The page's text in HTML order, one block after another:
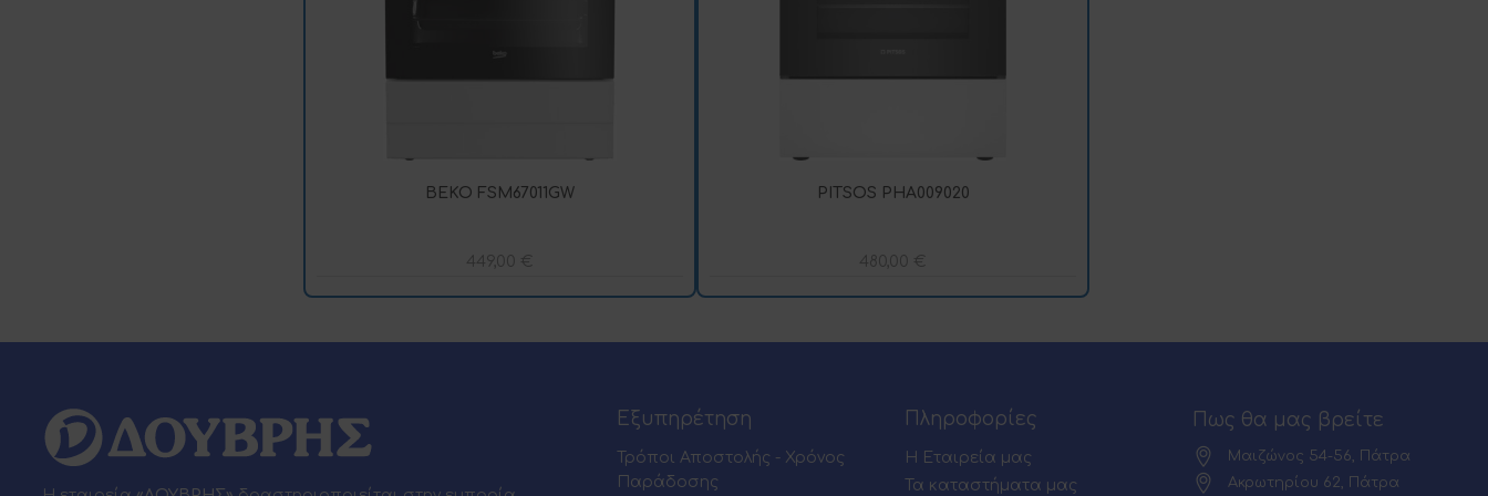
BEKO FSM67011GW
449,00 €
PITSOS PHA009020
480,00 €
Εξυπηρέτηση
Τρόποι Αποστολής - Χρόνος
Παράδοσης
Πληροφορίες
Η Εταιρεία μας
Τα καταστήματα μας
Πως θα μας βρείτε
Μαιζώνος 54-56, Πάτρα
Ακρωτηρίου 62, Πάτρα